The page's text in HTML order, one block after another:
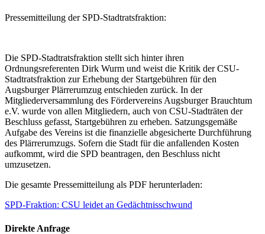
Pressemitteilung der SPD-Stadtratsfraktion:
Die SPD-Stadtratsfraktion stellt sich hinter ihren
Ordnungsreferenten Dirk Wurm und weist die Kritik der CSU-
Stadtratsfraktion zur Erhebung der Startgebühren für den
Augsburger Plärrerumzug entschieden zurück. In der
Mitgliederversammlung des Fördervereins Augsburger Brauchtum
e.V. wurde von allen Mitgliedern, auch von CSU-Stadträten der
Beschluss gefasst, Startgebühren zu erheben. Satzungsgemäße
Aufgabe des Vereins ist die finanzielle abgesicherte Durchführung
des Plärrerumzugs. Sofern die Stadt für die anfallenden Kosten
aufkommt, wird die SPD beantragen, den Beschluss nicht
umzusetzen.
Die gesamte Pressemitteilung als PDF herunterladen:
SPD-Fraktion: CSU leidet an Gedächtnisschwund
Direkte Anfrage